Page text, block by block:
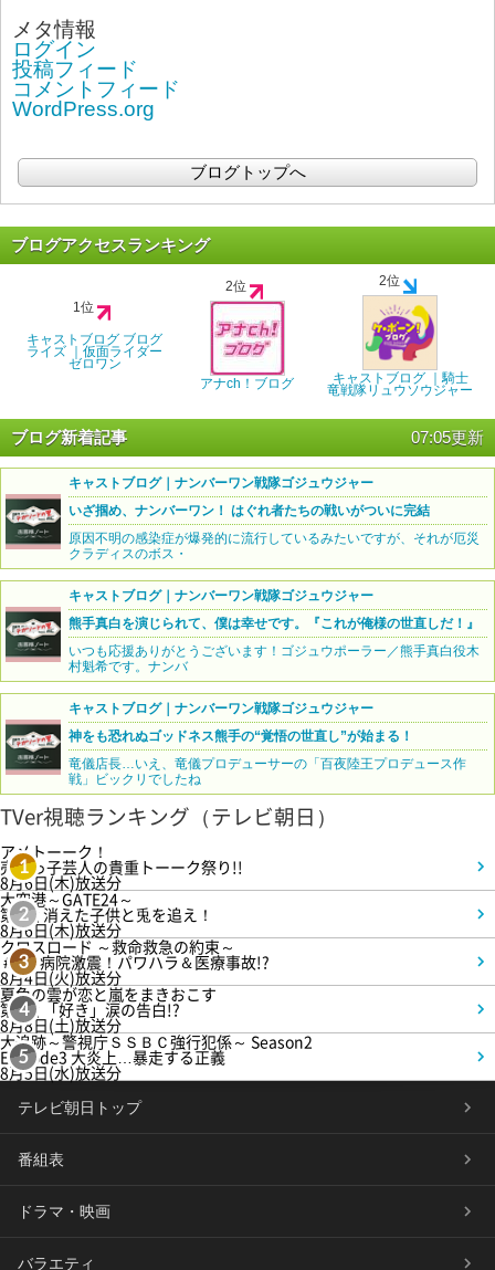
メタ情報
ログイン
投稿フィード
コメントフィード
WordPress.org
ブログトップへ
ブログアクセスランキング
1位
キャストブログ ブログ
ライズ ｜仮面ライダー
ゼロワン
2位
アナch！ブログ
2位
キャストブログ ｜騎士
竜戦隊リュウソウジャー
ブログ新着記事 07:05更新
キャストブログ｜ナンバーワン戦隊ゴジュウジャー
いざ掴め、ナンバーワン！ はぐれ者たちの戦いがついに完結
原因不明の感染症が爆発的に流行しているみたいですが、それが厄災
クラディスのボス・
キャストブログ｜ナンバーワン戦隊ゴジュウジャー
熊手真白を演じられて、僕は幸せです。『これが俺様の世直しだ！』
いつも応援ありがとうございます！ゴジュウポーラー／熊手真白役木
村魁希です。ナンバ
キャストブログ｜ナンバーワン戦隊ゴジュウジャー
神をも恐れぬゴッドネス熊手の“覚悟の世直し”が始まる！
竜儀店長…いえ、竜儀プロデューサーの「百夜陸王プロデュース作
戦」ビックリでしたね
TVer視聴ランキング（テレビ朝日）
1
アメトーーク！
売れっ子芸人の貴重トーーク祭り!!
8月6日(木)放送分
2
大空港～GATE24～
第3話 消えた子供と兎を追え！
8月6日(木)放送分
3
クロスロード ～救命救急の約束～
＃5 病院激震！パワハラ＆医療事故!?
8月4日(火)放送分
4
夏色の雲が恋と嵐をまきおこす
第5話 「好き」涙の告白!?
8月8日(土)放送分
5
大追跡～警視庁ＳＳＢＣ強行犯係～ Season2
Episode3 大炎上…暴走する正義
8月5日(水)放送分
テレビ朝日トップ
番組表
ドラマ・映画
バラエティ